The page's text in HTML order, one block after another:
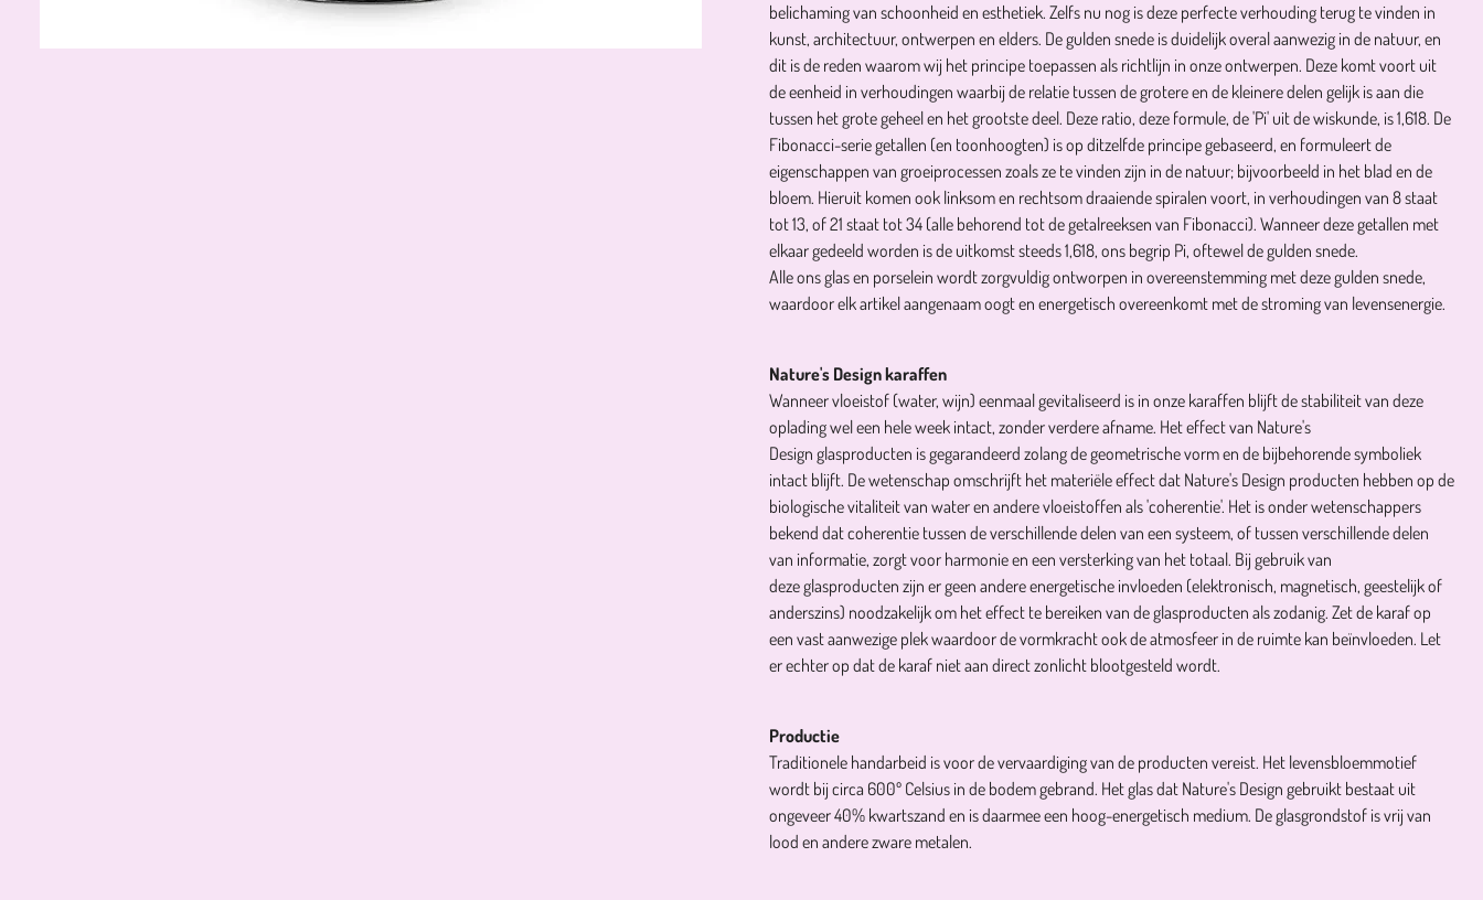
belichaming van schoonheid en esthetiek. Zelfs nu nog is deze perfecte verhouding terug te vinden in
kunst, architectuur, ontwerpen en elders. De gulden snede is duidelijk overal aanwezig in de natuur, en
dit is de reden waarom wij het principe toepassen als richtlijn in onze ontwerpen. Deze komt voort uit
de eenheid in verhoudingen waarbij de relatie tussen de grotere en de kleinere delen gelijk is aan die
tussen het grote geheel en het grootste deel. Deze ratio, deze formule, de 'Pi' uit de wiskunde, is 1,618. De
Fibonacci-serie getallen (en toonhoogten) is op ditzelfde principe gebaseerd, en formuleert de
eigenschappen van groeiprocessen zoals ze te vinden zijn in de natuur; bijvoorbeeld in het blad en de
bloem. Hieruit komen ook linksom en rechtsom draaiende spiralen voort, in verhoudingen van 8 staat
tot 13, of 21 staat tot 34 (alle behorend tot de getalreeksen van Fibonacci). Wanneer deze getallen met
elkaar gedeeld worden is de uitkomst steeds 1,618, ons begrip Pi, oftewel de gulden snede.
Alle ons glas en porselein wordt zorgvuldig ontworpen in overeenstemming met deze gulden snede,
waardoor elk artikel aangenaam oogt en energetisch overeenkomt met de stroming van levensenergie.
Nature's Design karaffen
Wanneer vloeistof (water, wijn) eenmaal gevitaliseerd is in onze karaffen blijft de stabiliteit van deze
oplading wel een hele week intact, zonder verdere afname. Het effect van Nature's
Design glasproducten is gegarandeerd zolang de geometrische vorm en de bijbehorende symboliek
intact blijft. De wetenschap omschrijft het materiële effect dat Nature's Design producten hebben op de
biologische vitaliteit van water en andere vloeistoffen als 'coherentie'. Het is onder wetenschappers
bekend dat coherentie tussen de verschillende delen van een systeem, of tussen verschillende delen
van informatie, zorgt voor harmonie en een versterking van het totaal. Bij gebruik van
deze glasproducten zijn er geen andere energetische invloeden (elektronisch, magnetisch, geestelijk of
anderszins) noodzakelijk om het effect te bereiken van de glasproducten als zodanig. Zet de karaf op
een vast aanwezige plek waardoor de vormkracht ook de atmosfeer in de ruimte kan beïnvloeden. Let
er echter op dat de karaf niet aan direct zonlicht blootgesteld wordt.
Productie
Traditionele handarbeid is voor de vervaardiging van de producten vereist. Het levensbloemmotief
wordt bij circa 600º Celsius in de bodem gebrand. Het glas dat Nature's Design gebruikt bestaat uit
ongeveer 40% kwartszand en is daarmee een hoog-energetisch medium. De glasgrondstof is vrij van
lood en andere zware metalen.